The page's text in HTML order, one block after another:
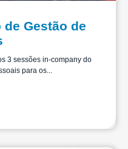
Gestão de
3 sessões in-company do
para os...